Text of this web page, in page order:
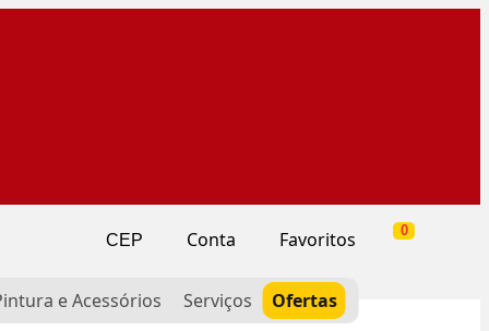
CEP Conta Favoritos 0
e Acessórios Serviços
Ofertas